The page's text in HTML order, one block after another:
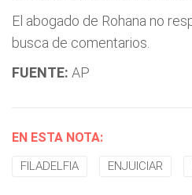
El abogado de Rohana no
busca de comentarios.
FUENTE: AP
EN ESTA NOTA:
FILADELFIA ENJUICIAR